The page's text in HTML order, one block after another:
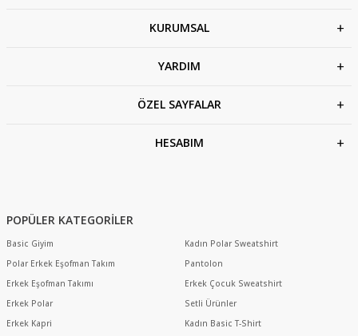
KURUMSAL
YARDIM
ÖZEL SAYFALAR
HESABIM
POPÜLER KATEGORİLER
Basic Giyim
Polar Erkek Eşofman Takım
Erkek Eşofman Takımı
Erkek Polar
Erkek Kapri
Kadın Polar Sweatshirt
Pantolon
Erkek Çocuk Sweatshirt
Setli Ürünler
Kadın Basic T-Shirt